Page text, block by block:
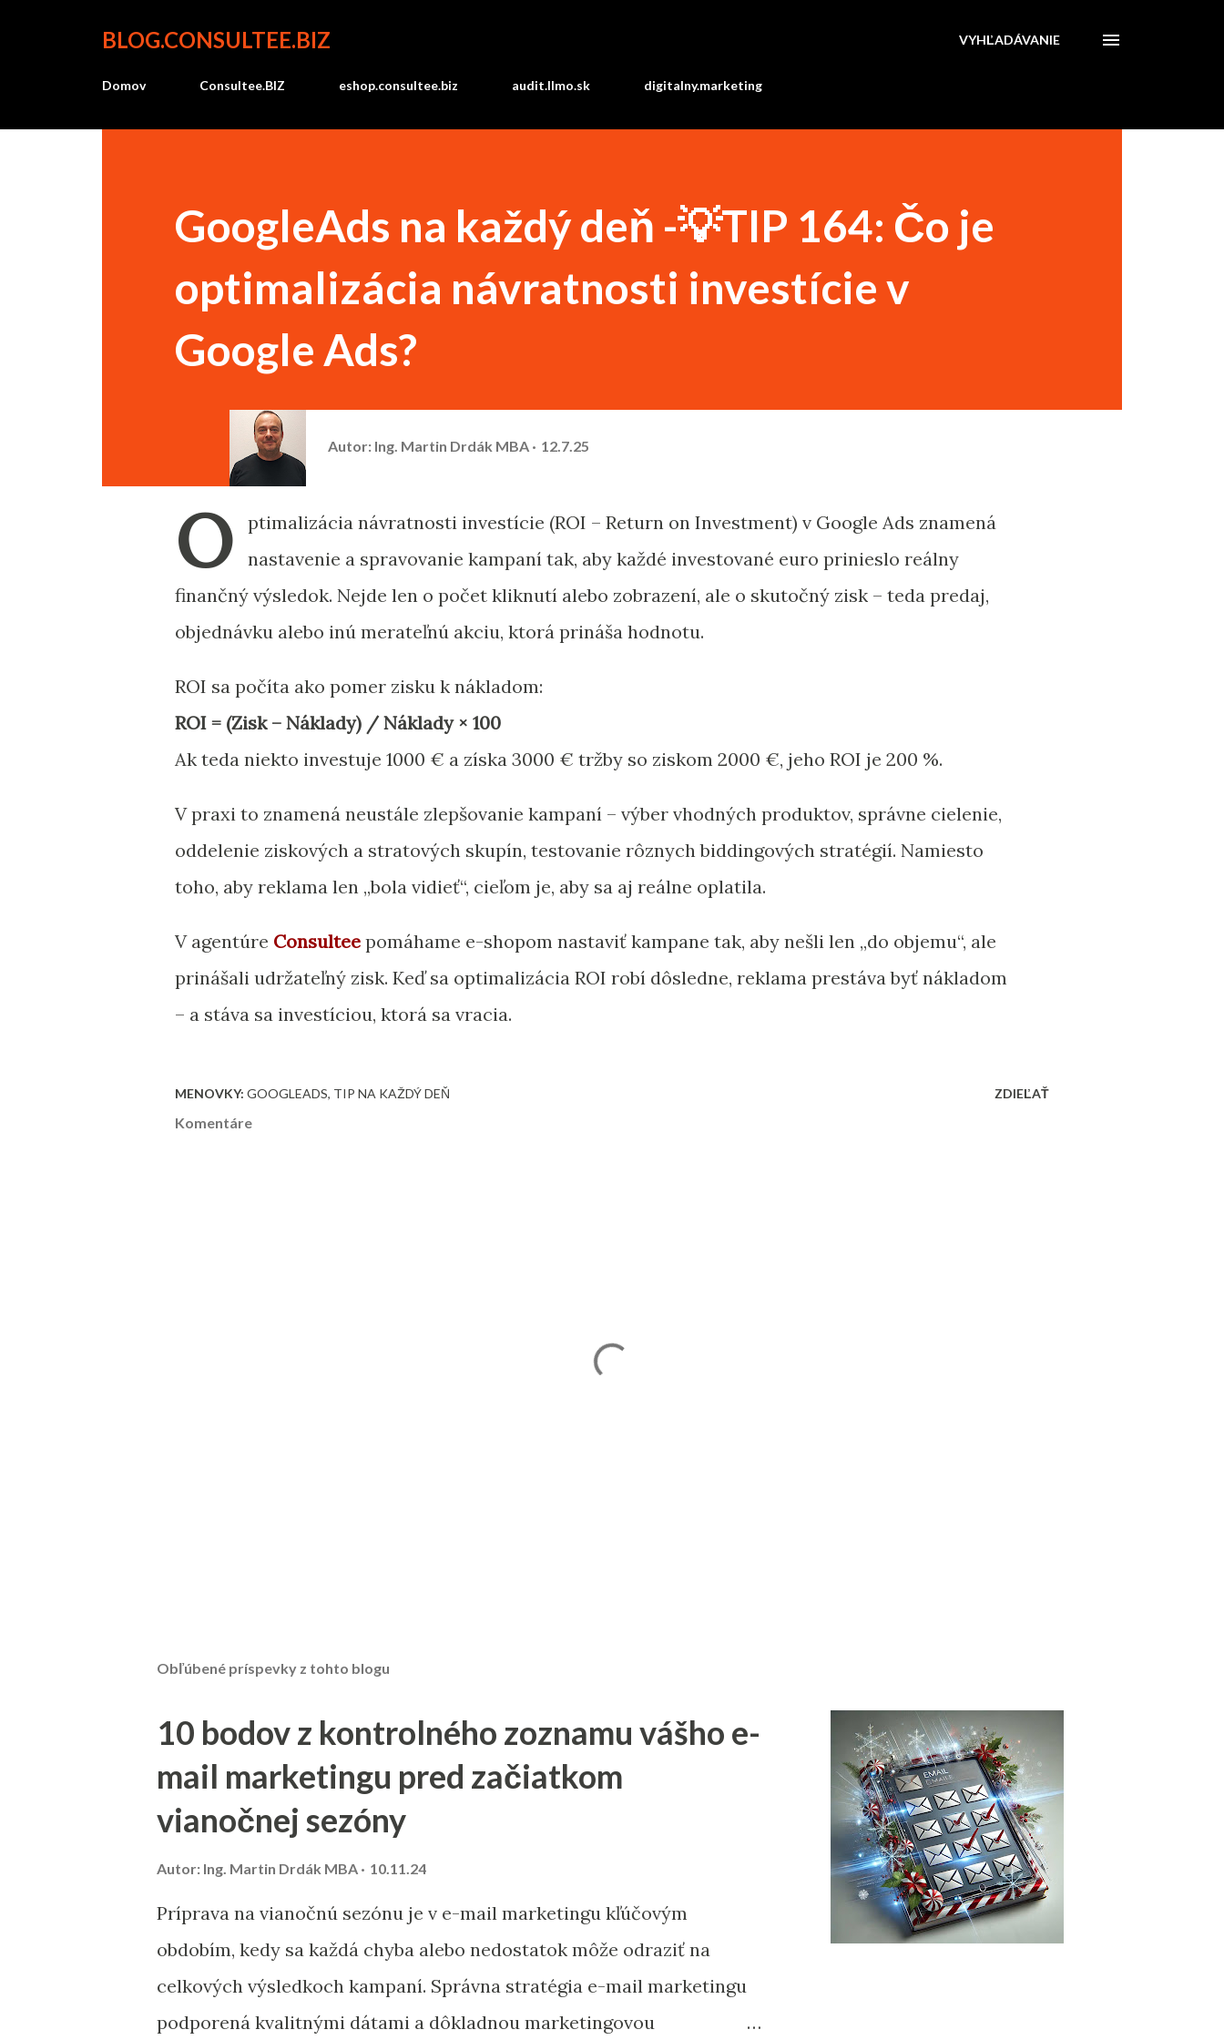
BLOG.CONSULTEE.BIZ VYHĽADÁVANIE
Domov Consultee.BIZ eshop.consultee.biz audit.llmo.sk digitalny.marketing
GoogleAds na každý deň -💡TIP 164: Čo je
optimalizácia návratnosti investície v
Google Ads?
Autor: Ing. Martin Drdák MBA 12.7.25
O
ptimalizácia návratnosti investície (ROI – Return on Investment) v Google Ads znamená
nastavenie a spravovanie kampaní tak, aby každé investované euro prinieslo reálny
finančný výsledok. Nejde len o počet kliknutí alebo zobrazení, ale o skutočný zisk – teda predaj,
objednávku alebo inú merateľnú akciu, ktorá prináša hodnotu.
ROI sa počíta ako pomer zisku k nákladom:
ROI = (Zisk – Náklady) / Náklady × 100
Ak teda niekto investuje 1000 € a získa 3000 € tržby so ziskom 2000 €, jeho ROI je 200 %.
V praxi to znamená neustále zlepšovanie kampaní – výber vhodných produktov, správne cielenie,
oddelenie ziskových a stratových skupín, testovanie rôznych biddingových stratégií. Namiesto
toho, aby reklama len „bola vidieť“, cieľom je, aby sa aj reálne oplatila.
V agentúre Consultee pomáhame e-shopom nastaviť kampane tak, aby nešli len „do objemu“, ale
prinášali udržateľný zisk. Keď sa optimalizácia ROI robí dôsledne, reklama prestáva byť nákladom
– a stáva sa investíciou, ktorá sa vracia.
MENOVKY: GOOGLEADS TIP NA KAŽDÝ DEŇ ZDIEĽAŤ
Komentáre
Obľúbené príspevky z tohto blogu
10 bodov z kontrolného zoznamu vášho e-
mail marketingu pred začiatkom
vianočnej sezóny
Autor: Ing. Martin Drdák MBA 10.11.24
Príprava na vianočnú sezónu je v e-mail marketingu kľúčovým
obdobím, kedy sa každá chyba alebo nedostatok môže odraziť na
celkových výsledkoch kampaní. Správna stratégia e-mail marketingu
podporená kvalitnými dátami a dôkladnou marketingovou